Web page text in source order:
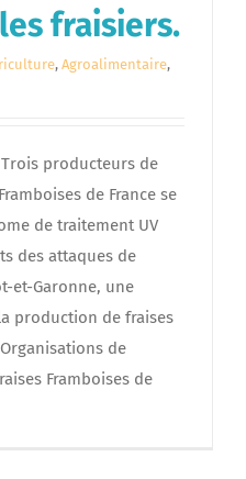
fraisiers.
, Agroalimentaire,
producteurs de
de France se
de traitement UV
des attaques de
et-Garonne, une
production de fraises
de
Framboises de